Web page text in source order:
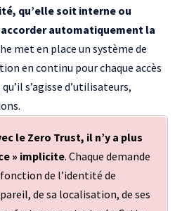
qu’elle soit interne ou
automatiquement la
met en place un système de
en continu pour chaque accès
s’agisse d’utilisateurs,
le Zero Trust, il n’y a plus
» implicite. Chaque demande
fonction de l’identité de
de sa localisation, de ses